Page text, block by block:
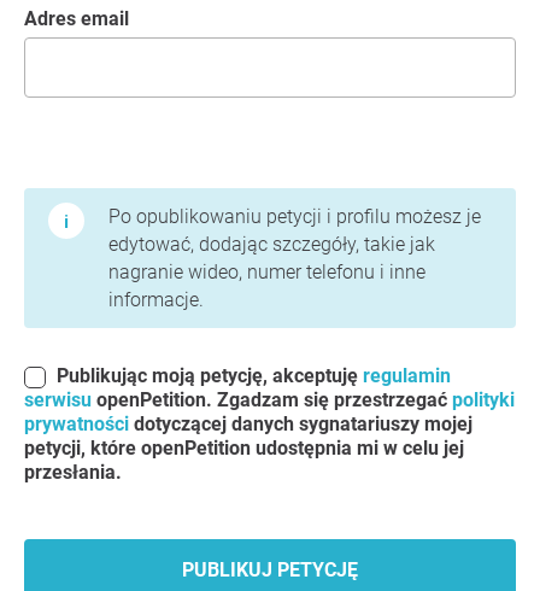
Adres email
Po opublikowaniu petycji i profilu możesz je
edytować, dodając szczegóły, takie jak
nagranie wideo, numer telefonu i inne
informacje.
Publikując moją petycję, akceptuję regulamin
serwisu openPetition. Zgadzam się przestrzegać polityki
prywatności dotyczącej danych sygnatariuszy mojej
petycji, które openPetition udostępnia mi w celu jej
przesłania.
PUBLIKUJ PETYCJĘ